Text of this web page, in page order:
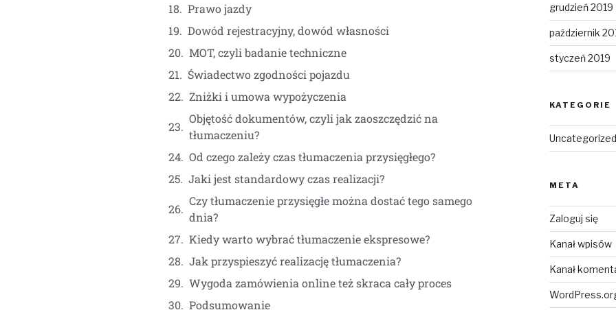
Prawo jazdy
Dowód rejestracyjny, dowód własności
MOT, czyli badanie techniczne
Świadectwo zgodności pojazdu
Zniżki i umowa wypożyczenia
Objętość dokumentów, czyli jak zaoszczędzić na
tłumaczeniu?
Od czego zależy czas tłumaczenia przysięgłego?
Jaki jest standardowy czas realizacji?
Czy tłumaczenie przysięgłe można dostać tego samego
dnia?
Kiedy warto wybrać tłumaczenie ekspresowe?
Jak przyspieszyć realizację tłumaczenia?
Wygoda zamówienia online też skraca cały proces
Podsumowanie
grudzień 2019
październik
styczeń 2019
KATEGORIE
Uncategorized
META
Zaloguj się
Kanał wpisów
Kanał